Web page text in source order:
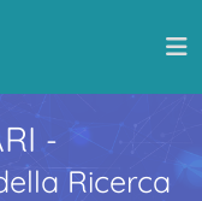
-
Ricerca